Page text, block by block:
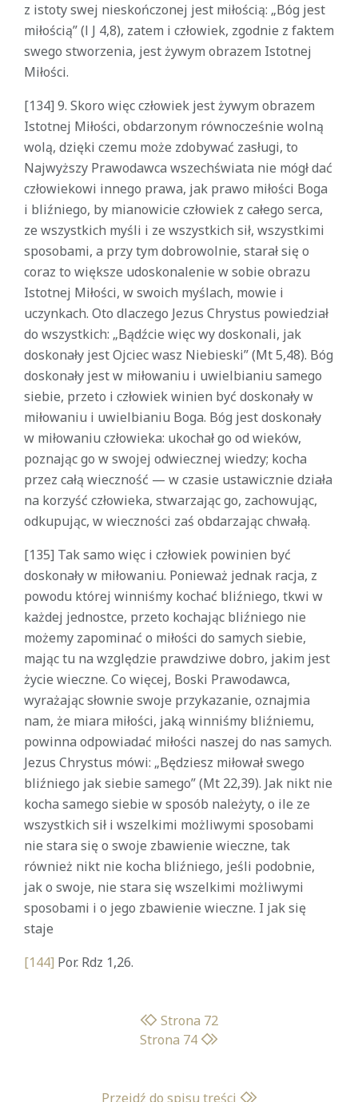
z istoty swej nieskończonej jest miłością: „Bóg jest
miłością” (l J 4,8), zatem i człowiek, zgodnie z faktem
swego stworzenia, jest żywym obrazem Istotnej
Miłości.
[134] 9. Skoro więc człowiek jest żywym obrazem
Istotnej Miłości, obdarzonym równocześnie wolną
wolą, dzięki czemu może zdobywać zasługi, to
Najwyższy Prawodawca wszechświata nie mógł dać
człowiekowi innego prawa, jak prawo miłości Boga
i bliźniego, by mianowicie człowiek z całego serca,
ze wszystkich myśli i ze wszystkich sił, wszystkimi
sposobami, a przy tym dobrowolnie, starał się o
coraz to większe udoskonalenie w sobie obrazu
Istotnej Miłości, w swoich myślach, mowie i
uczynkach. Oto dlaczego Jezus Chrystus powiedział
do wszystkich: „Bądźcie więc wy doskonali, jak
doskonały jest Ojciec wasz Niebieski” (Mt 5,48). Bóg
doskonały jest w miłowaniu i uwielbianiu samego
siebie, przeto i człowiek winien być doskonały w
miłowaniu i uwielbianiu Boga. Bóg jest doskonały
w miłowaniu człowieka: ukochał go od wieków,
poznając go w swojej odwiecznej wiedzy; kocha
przez całą wieczność — w czasie ustawicznie działa
na korzyść człowieka, stwarzając go, zachowując,
odkupując, w wieczności zaś obdarzając chwałą.
[135] Tak samo więc i człowiek powinien być
doskonały w miłowaniu. Ponieważ jednak racja, z
powodu której winniśmy kochać bliźniego, tkwi w
każdej jednostce, przeto kochając bliźniego nie
możemy zapominać o miłości do samych siebie,
mając tu na względzie prawdziwe dobro, jakim jest
życie wieczne. Co więcej, Boski Prawodawca,
wyrażając słownie swoje przykazanie, oznajmia
nam, że miara miłości, jaką winniśmy bliźniemu,
powinna odpowiadać miłości naszej do nas samych.
Jezus Chrystus mówi: „Będziesz miłował swego
bliźniego jak siebie samego” (Mt 22,39). Jak nikt nie
kocha samego siebie w sposób należyty, o ile ze
wszystkich sił i wszelkimi możliwymi sposobami
nie stara się o swoje zbawienie wieczne, tak
również nikt nie kocha bliźniego, jeśli podobnie,
jak o swoje, nie stara się wszelkimi możliwymi
sposobami i o jego zbawienie wieczne. I jak się
staje
[144] Por. Rdz 1,26.
Strona 72
Strona 74
Przejdź do spisu treści